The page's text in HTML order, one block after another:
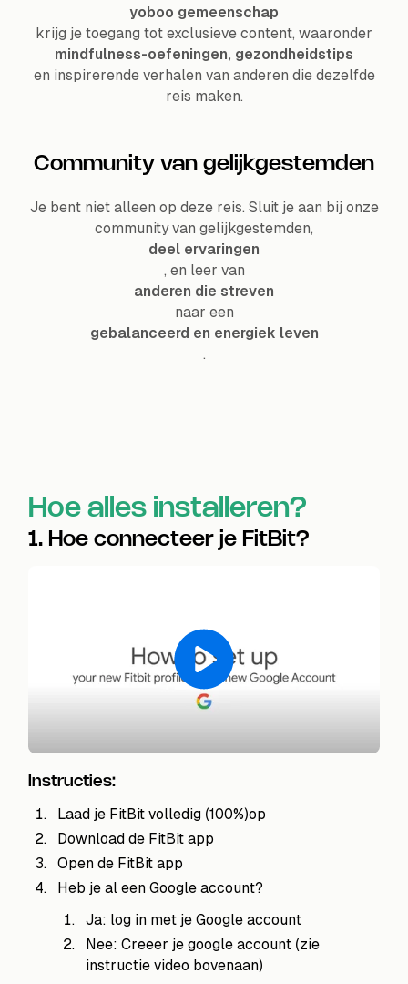
yoboo gemeenschap
krijg je toegang tot exclusieve content, waaronder
mindfulness-oefeningen, gezondheidstips
en inspirerende verhalen van anderen die dezelfde
reis maken.
Community van gelijkgestemden
Je bent niet alleen op deze reis. Sluit je aan bij onze
community van gelijkgestemden,
deel ervaringen
, en leer van
anderen die streven
naar een
gebalanceerd en energiek leven
.
Hoe alles installeren?
1. Hoe connecteer je FitBit?
Instructies:
Laad je FitBit volledig (100%)op
Download de FitBit app
Open de FitBit app
Heb je al een Google account?
Ja: log in met je Google account
Nee: Creeer je google account (zie
instructie video bovenaan)